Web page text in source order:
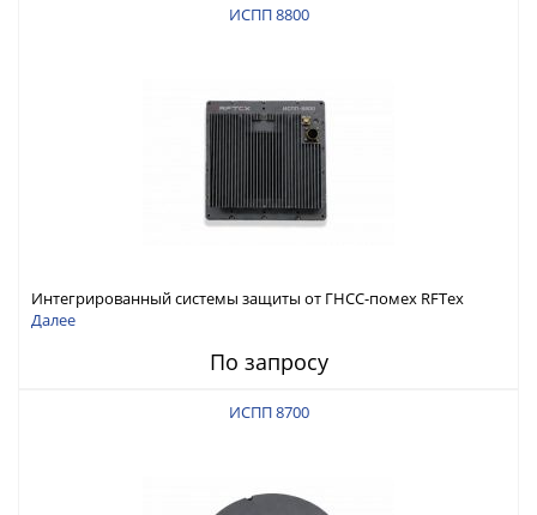
ИСПП 8800
Интегрированный системы защиты от ГНСС-помех RFТех
ИСПП 8800
Далее
По запросу
ИСПП 8700